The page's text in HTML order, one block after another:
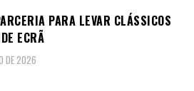
PARA LEVAR CLÁSSICOS
ECRÃ
DE 2026